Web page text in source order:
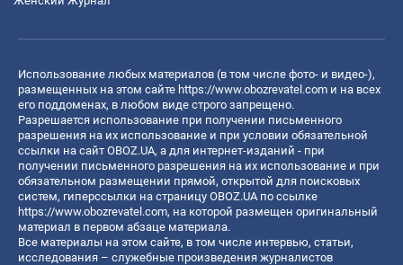
Использование любых материалов (в том числе фото- и видео-),
размещенных на этом сайте https://www.obozrevatel.com и на всех
его поддоменах, в любом виде строго запрещено.
Разрешается использование при получении письменного
разрешения на их использование и при условии обязательной
ссылки на сайт OBOZ.UA, а для интернет-изданий - при
получении письменного разрешения на их использование и при
обязательном размещении прямой, открытой для поисковых
систем, гиперссылки на страницу OBOZ.UA по ссылке
https://www.obozrevatel.com, на которой размещен оригинальный
материал в первом абзаце материала.
Все материалы на этом сайте, в том числе интервью, статьи,
исследования – служебные произведения журналистов